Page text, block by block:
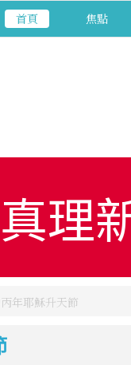
首頁 焦點
真理
年耶穌升天節